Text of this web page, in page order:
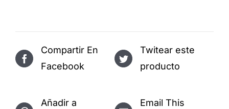
Compartir En
Facebook
Twitear este
producto
Añadir a
Email This